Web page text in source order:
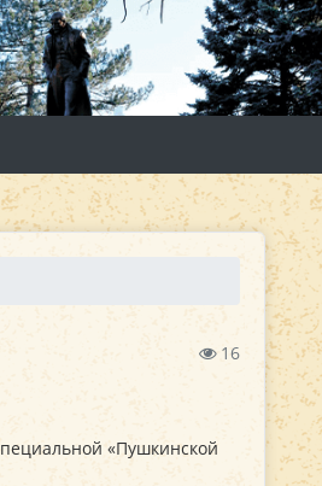
16
«Пушкинской